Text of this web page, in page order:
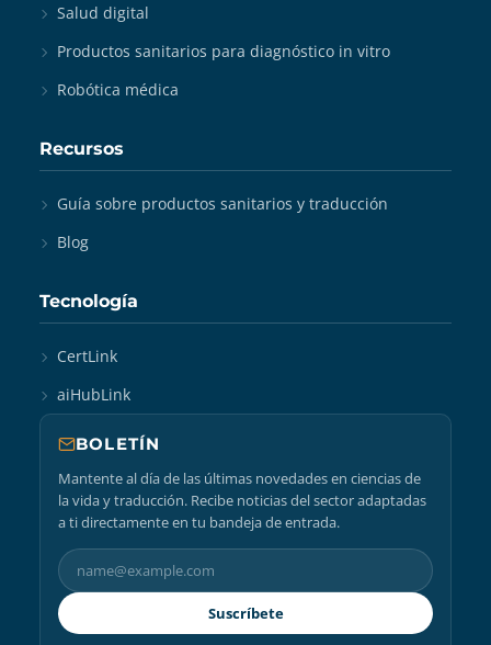
Salud digital
Productos sanitarios para diagnóstico in vitro
Robótica médica
Recursos
Guía sobre productos sanitarios y traducción
Blog
Tecnología
CertLink
aiHubLink
BOLETÍN
Mantente al día de las últimas novedades en ciencias de
la vida y traducción. Recibe noticias del sector adaptadas
a ti directamente en tu bandeja de entrada.
Suscríbete